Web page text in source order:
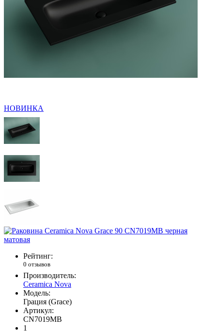
НОВИНКА
Рейтинг:
0 отзывов
Производитель:
Ceramica Nova
Модель:
Грация (Grace)
Артикул:
CN7019MB
1